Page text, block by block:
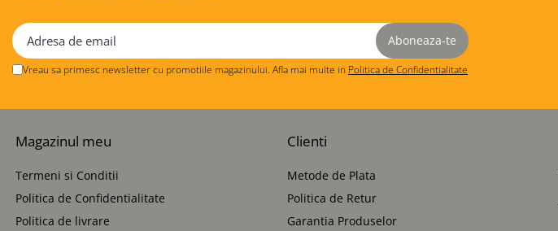
Vreau sa primesc newsletter cu promotiile magazinului. Afla mai multe in Politica de Confidentialitate
Magazinul meu
Termeni si Conditii
Politica de Confidentialitate
Politica de livrare
Clienti
Metode de Plata
Politica de Retur
Garantia Produselor